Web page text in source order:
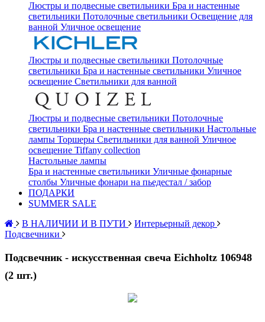
Люстры и подвесные светильники Бра и настенные
светильники Потолочные светильники Освещение для
ванной Уличное освещение
Люстры и подвесные светильники Потолочные
светильники Бра и настенные светильники Уличное
освещение Светильники для ванной
Люстры и подвесные светильники Потолочные
светильники Бра и настенные светильники Настольные
лампы Торшеры Светильники для ванной Уличное
освещение Tiffany collection
Настольные лампы
Бра и настенные светильники Уличные фонарные
столбы Уличные фонари на пьедестал / забор
ПОДАРКИ
SUMMER SALE
В НАЛИЧИИ И В ПУТИ
Интерьерный декор
Подсвечники
Подсвечник - искусственная свеча Eichholtz 106948
(2 шт.)